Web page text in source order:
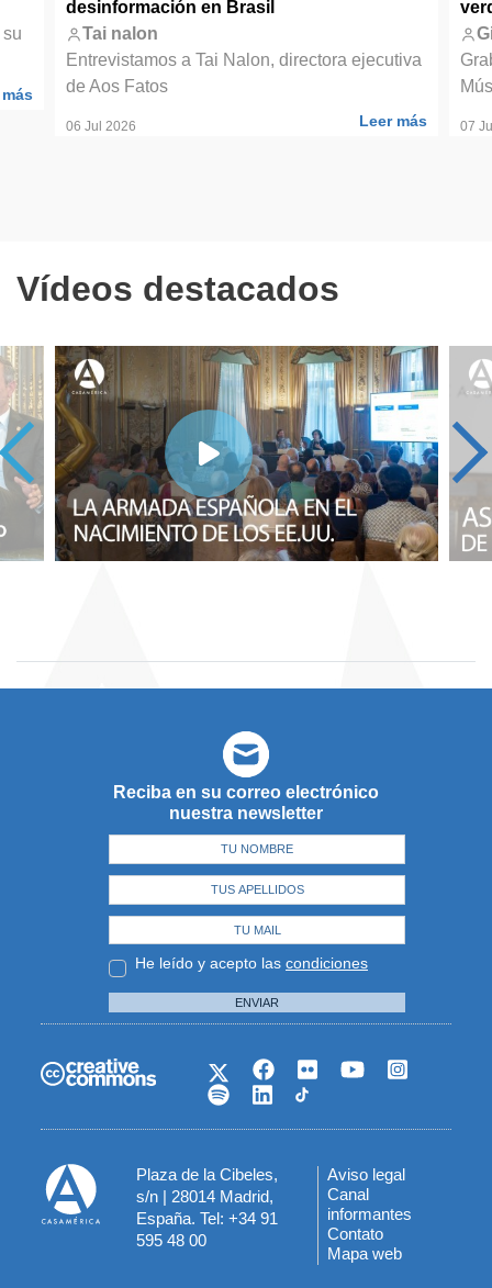
desinformación en Brasil
Tai nalon
Entrevistamos a Tai Nalon, directora ejecutiva
de Aos Fatos
06 Jul 2026 Leer más 07
Vídeos destacados
Reciba en su correo electrónico
nuestra newsletter
He leído y acepto las condiciones
ENVIAR
Plaza de la Cibeles,
s/n | 28014 Madrid,
España. Tel: +34 91
595 48 00
Menú
del
pie
Aviso legal
Canal
informantes
Contato
Mapa web